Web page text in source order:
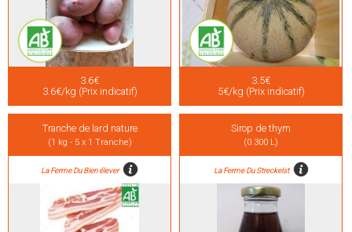
3.6€
3.6€/kg (Prix indicatif)
3.5€
5€/kg (Prix indicatif)
Tranche de lard nature
(1 kg - 5 x 1 Tranche)
La Ferme Du Bien élever
Sirop de thym
(0.300 L)
La Ferme Du Streckelst